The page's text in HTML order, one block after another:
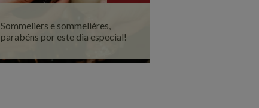
Sommeliers e sommelières,
parabéns por este dia especial!